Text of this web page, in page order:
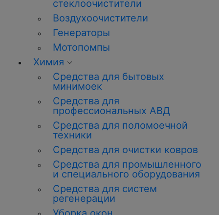
стеклоочистители
Воздухоочистители
Генераторы
Мотопомпы
Химия
Средства для бытовых
минимоек
Средства для
профессиональных АВД
Средства для поломоечной
техники
Средства для очистки ковров
Средства для промышленного
и специального оборудования
Средства для систем
регенерации